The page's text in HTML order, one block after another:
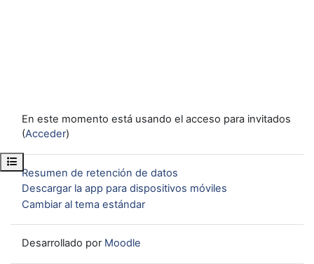
Abrir índice del curso
En este momento está usando el acceso para invitados
(Acceder)
Resumen de retención de datos
Descargar la app para dispositivos móviles
Cambiar al tema estándar
Desarrollado por Moodle